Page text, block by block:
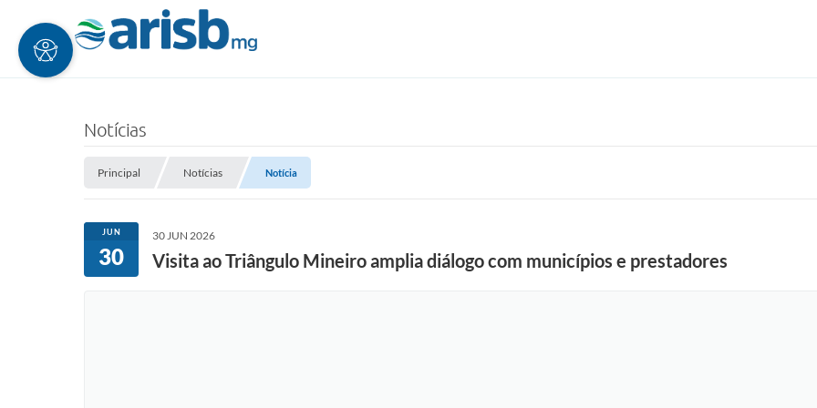
Notícias
Principal Notícias Notícia
JUN
30
30 JUN 2026
Visita ao Triângulo Mineiro amplia diálogo com municípios e prestadores